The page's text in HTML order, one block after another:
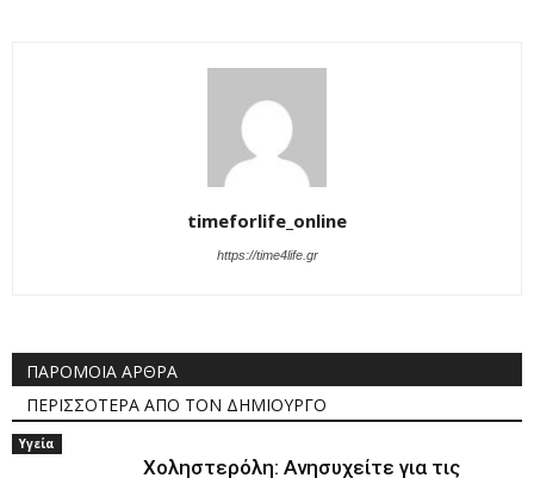
timeforlife_online
https://time4life.gr
ΠΑΡΟΜΟΙΑ ΑΡΘΡΑ
ΠΕΡΙΣΣΟΤΕΡΑ ΑΠΟ ΤΟΝ ΔΗΜΙΟΥΡΓΟ
Υγεία
Χοληστερόλη: Ανησυχείτε για τις